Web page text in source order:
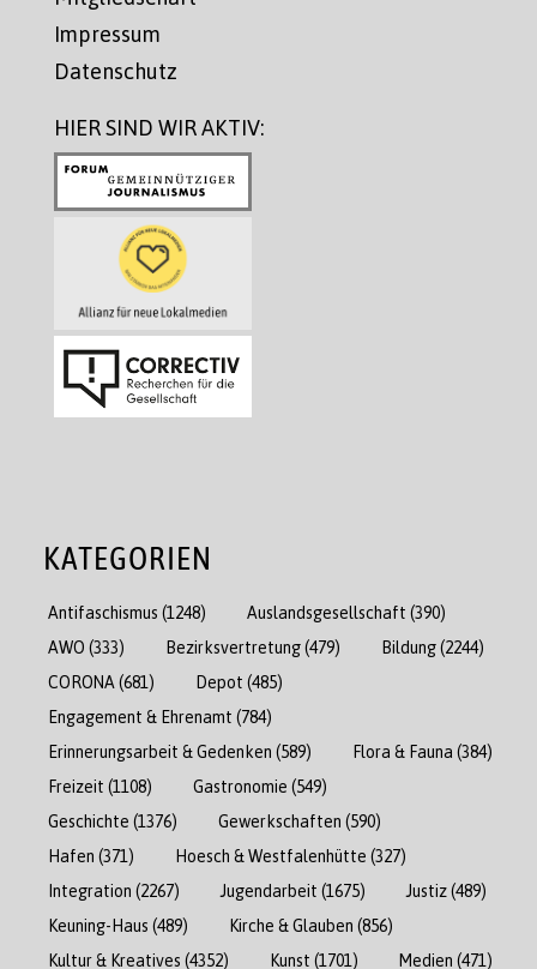
Impressum
Datenschutz
HIER SIND WIR AKTIV:
KATEGORIEN
Antifaschismus (1248) Auslandsgesellschaft (390)
AWO (333) Bezirksvertretung(479) Bildung(2244)
CORONA (681) Depot (485)
Engagement & Ehrenamt (784)
Erinnerungsarbeit & Gedenken (589) Flora & Fauna (384)
Freizeit (1108) Gastronomie (549)
Geschichte (1376) Gewerkschaften (590)
Hafen (371) Hoesch & Westfalenhütte (327)
Integration (2267) Jugendarbeit (1675) Justiz(489)
Keuning-Haus (489) Kirche & Glauben (856)
Kultur & Kreatives (4352) Kunst (1701) Medien (471)